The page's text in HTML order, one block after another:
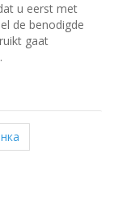
u eerst met
de benodigde
gaat